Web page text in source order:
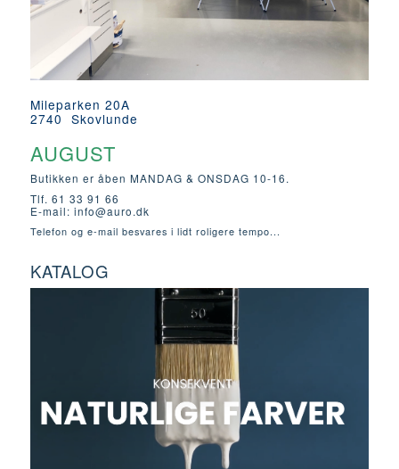
Mileparken 20A
2740 Skovlunde
AUGUST
Butikken er åben MANDAG & ONSDAG 10-16.
Tlf. 61 33 91 66
E-mail: info@auro.dk
Telefon og e-mail besvares i lidt roligere tempo...
KATALOG